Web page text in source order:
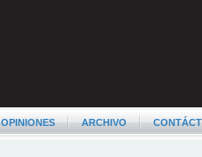
OPINIONES ARCHIVO